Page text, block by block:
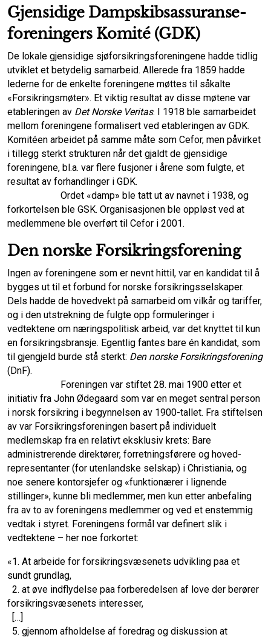
Gjensidige Dampskibsassuranse­
foreningers Komité (GDK)
De lokale gjensidige sjøforsikringsforeningene hadde tidlig
utviklet et betydelig samarbeid. Allerede fra 1859 hadde
lederne for de enkelte foreningene møttes til såkalte
«Forsikrings­møter». Et viktig resultat av disse møtene var
etableringen av Det Norske Veritas. I 1918 ble samarbeidet
mellom foreningene formalisert ved etableringen av GDK.
Komitéen arbeidet på samme måte som Cefor, men påvirket
i tillegg sterkt strukturen når det gjaldt de gjensidige
foreningene, bl.a. var flere fusjoner i årene som fulgte, et
resultat av forhandlinger i GDK.
Ordet «damp» ble tatt ut av navnet i 1938, og
forkortelsen ble GSK. Organisasjonen ble oppløst ved at
medlemmene ble overført til Cefor i 2001.
Den norske Forsikringsforening
Ingen av foreningene som er nevnt hittil, var en kandidat til å
bygges ut til et forbund for norske forsikringsselskaper.
Dels hadde de hovedvekt på samarbeid om vilkår og tariffer,
og i den utstrekning de fulgte opp formuleringer i
vedtektene om næringspolitisk arbeid, var det knyttet til kun
en forsikringsbransje. Egentlig fantes bare én kandidat, som
til gjengjeld burde stå sterkt: Den norske Forsikringsforening
(DnF).
Foreningen var stiftet 28. mai 1900 etter et
initiativ fra John Ødegaard som var en meget sentral person
i norsk forsikring i begyn­nelsen av 1900-tallet. Fra stiftelsen
av var Forsikringsforeningen basert på individuelt
medlemskap fra en relativt eksklusiv krets: Bare
administrerende direktører, forretningsførere og hoved­
representanter (for utenlandske selskap) i Christiania, og
noe senere kontorsjefer og «funktionærer i lignende
stillinger», kunne bli medlemmer, men kun etter anbefaling
fra av to av foreningens medlemmer og ved et enstemmig
vedtak i styret. For­­eningens formål var definert slik i
vedtektene – her noe forkortet:
«1. At arbeide for forsikringsvæsenets udvikling paa et
sundt grundlag,
2. at øve indflydelse paa forberedelsen af love der berører
forsikringsvæsenets interesser,
[…]
5. gjennom afholdelse af foredrag og diskussion at